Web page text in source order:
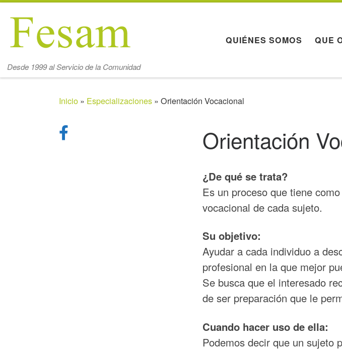
Saltar al contenido
Desde 1999 al Servicio de la Comunidad
QUIÉNES SOMOS QUE
Inicio » Especializaciones » Orientación Vocacional
Orientación
¿De qué se trata?
Es un proceso que tiene
vocacional de cada sujeto.
Su objetivo:
Ayudar a cada individuo a
profesional en la que mejor
Se busca que el interesado
de ser preparación que le
Cuando hacer uso de ella:
Podemos decir que un sujeto